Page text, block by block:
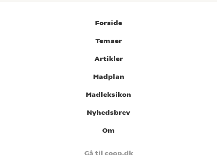
Forside
Temaer
Artikler
Madplan
Madleksikon
Nyhedsbrev
Om
Gå til coop.dk